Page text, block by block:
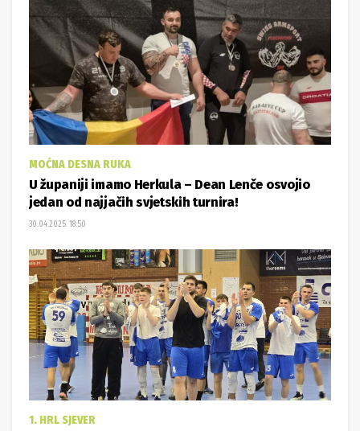
MOĆNA DESNA RUKA
U županiji imamo Herkula – Dean Lenče osvojio
jedan od najjačih svjetskih turnira!
30.04.2025. 18:50
1. HRL SJEVER